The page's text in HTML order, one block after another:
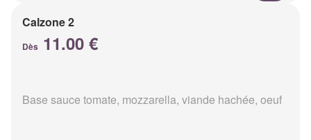
Calzone 2
Dès 11.00 €
Base sauce tomate, mozzarella, viande hachée, oeuf